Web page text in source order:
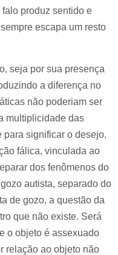
produz sentido e
escapa um resto
seja por sua presença
a diferença no
não poderiam ser
multiplicidade das
significar o desejo.
fálica, vinculada ao
dos fenômenos do
autista, separado do
de gozo, a questão da
que não existe. Será
o objeto é assexuado
relação ao objeto não